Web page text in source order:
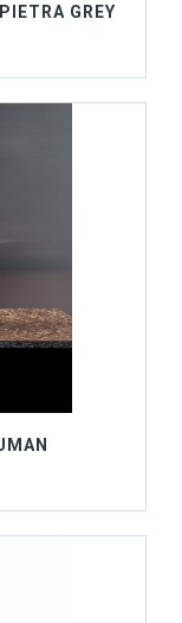
GREY